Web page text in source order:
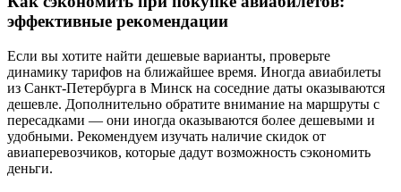
эффективные рекомендации
Если вы хотите найти дешевые варианты, проверьте
динамику тарифов на ближайшее время. Иногда авиабилеты
из Санкт-Петербурга в Минск на соседние даты оказываются
дешевле. Дополнительно обратите внимание на маршруты с
пересадками — они иногда оказываются более дешевыми и
удобными. Рекомендуем изучать наличие скидок от
авиаперевозчиков, которые дадут возможность сэкономить
деньги.